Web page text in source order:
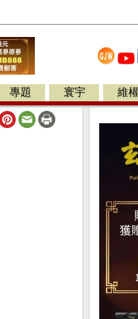
專題 寰宇 維